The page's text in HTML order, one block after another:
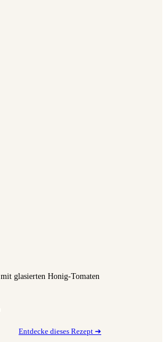
glasierten Honig-Tomaten
Entdecke dieses Rezept ➔